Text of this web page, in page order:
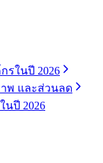
รในปี 2026
าพ และส่วนลด
ปี 2026